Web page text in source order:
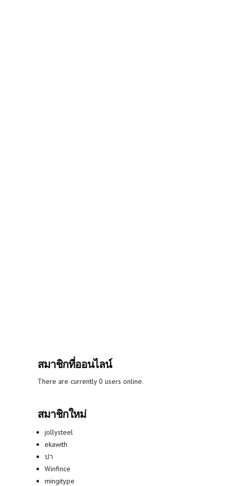
สมาชิกที่ออนไลน์
There are currently 0 users online.
สมาชิกใหม่
jollysteel
ekawith
ปา
Winfince
mingitype